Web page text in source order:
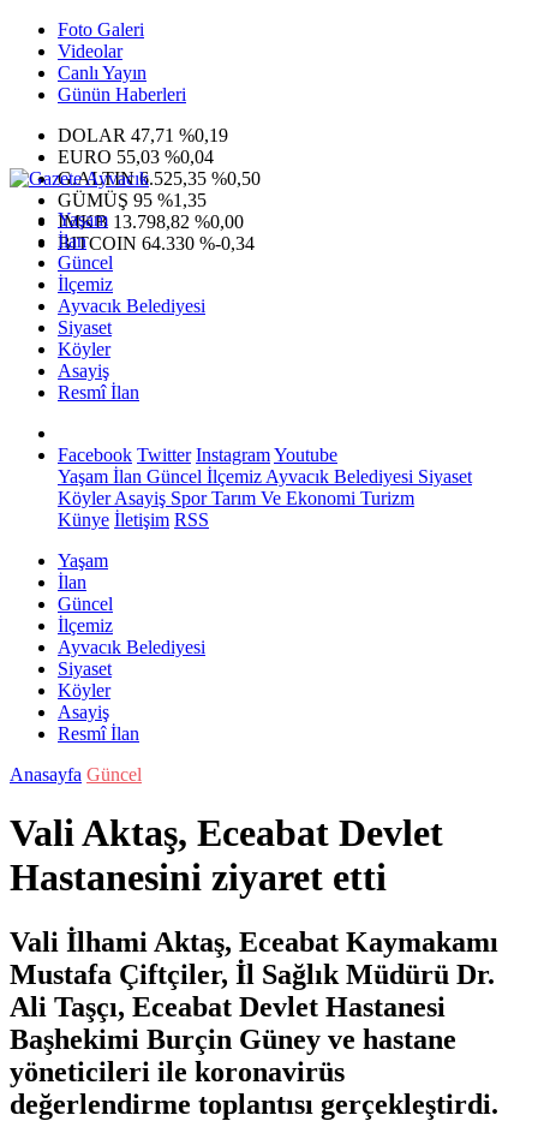
Foto Galeri
Videolar
Canlı Yayın
Günün Haberleri
DOLAR 47,71 %0,19
EURO 55,03 %0,04
G.ALTIN6.525,35 %0,50
GÜMÜŞ 95 %1,35
IMKB 13.798,82 %0,00
BITCOIN 64.330 %-0,34
Yaşam
İlan
Güncel
İlçemiz
Ayvacık Belediyesi
Siyaset
Köyler
Asayiş
Resmî İlan
Facebook Twitter InstagramYoutube
Yaşam İlan Güncel İlçemiz Ayvacık Belediyesi Siyaset
KöylerAsayiş SporTarım Ve Ekonomi Turizm
Künye İletişim RSS
Yaşam
İlan
Güncel
İlçemiz
Ayvacık Belediyesi
Siyaset
Köyler
Asayiş
Resmî İlan
Anasayfa Güncel
Vali Aktaş, Eceabat Devlet
Hastanesini ziyaret etti
Vali İlhami Aktaş, Eceabat Kaymakamı
Mustafa Çiftçiler, İl Sağlık Müdürü Dr.
Ali Taşçı, Eceabat Devlet Hastanesi
Başhekimi Burçin Güney ve hastane
yöneticileri ile koronavirüs
değerlendirme toplantısı gerçekleştirdi.